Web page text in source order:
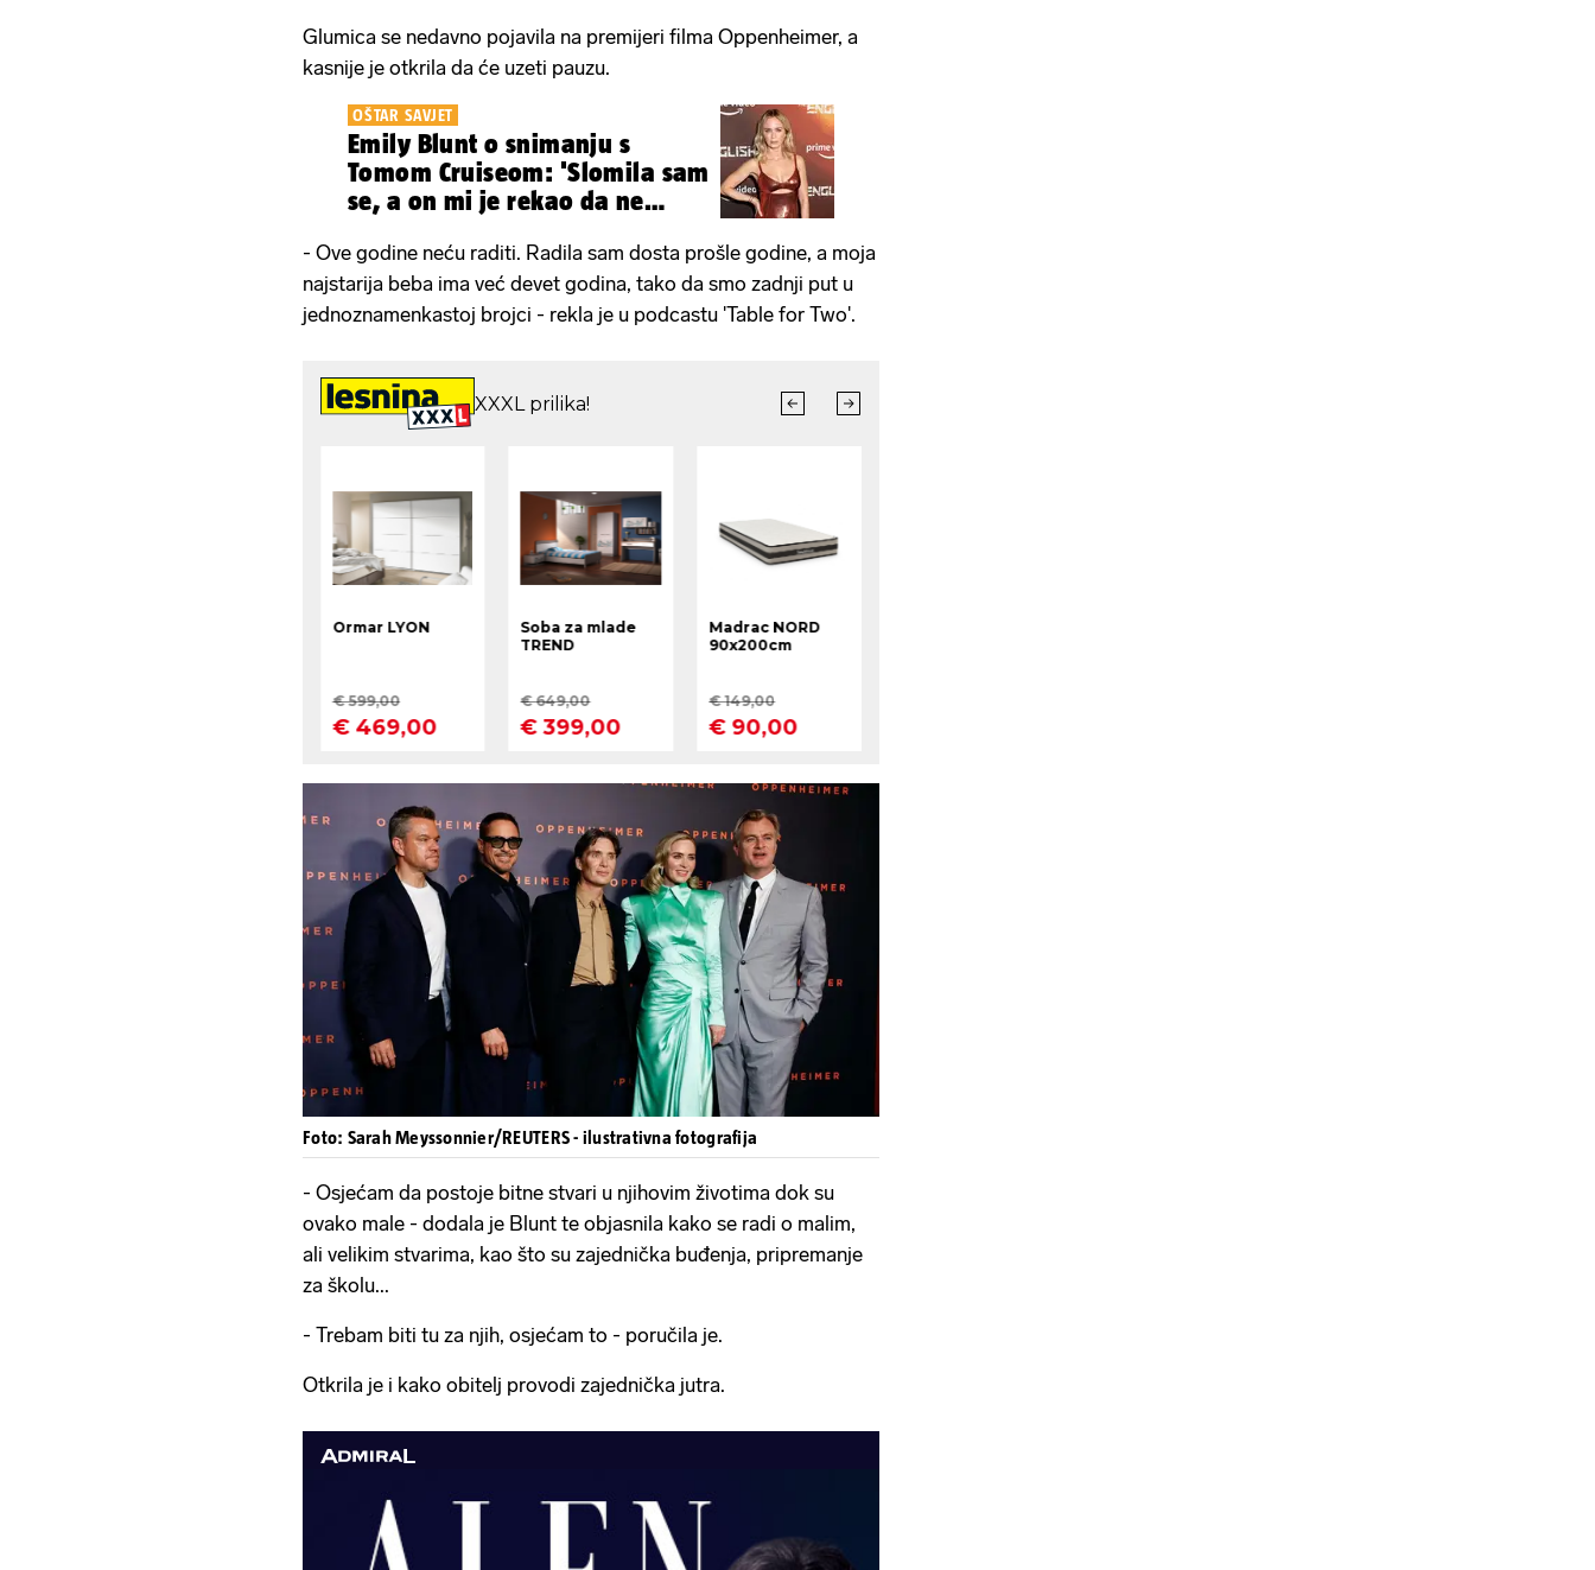
Glumica se nedavno pojavila na premijeri filma Oppenheimer, a
kasnije je otkrila da će uzeti pauzu.
OŠTAR SAVJET
Emily Blunt o snimanju s
Tomom Cruiseom: 'Slomila sam
se, a on mi je rekao da ne
- Ove godine neću raditi. Radila sam dosta prošle godine, a moja
najstarija beba ima već devet godina, tako da smo zadnji put u
jednoznamenkastoj brojci - rekla je u podcastu 'Table for Two'.
Foto: Sarah Meyssonnier/REUTERS - ilustrativna fotografija
- Osjećam da postoje bitne stvari u njihovim životima dok su
ovako male - dodala je Blunt te objasnila kako se radi o malim,
ali velikim stvarima, kao što su zajednička buđenja, pripremanje
za školu...
- Trebam biti tu za njih, osjećam to - poručila je.
Otkrila je i kako obitelj provodi zajednička jutra.